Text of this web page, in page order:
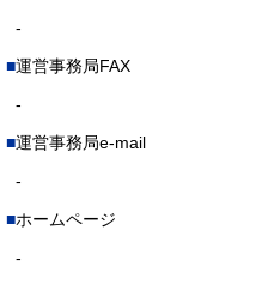
-
運営事務局FAX
-
運営事務局e-mail
-
ホームページ
-